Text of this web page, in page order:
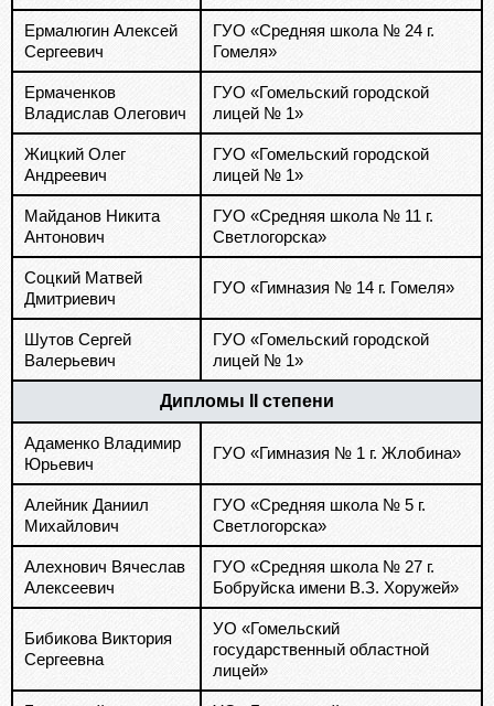
Ермалюгин Алексей
Сергеевич
ГУО «Средняя школа № 24 г.
Гомеля»
Ермаченков
Владислав Олегович
ГУО «Гомельский городской
лицей № 1»
Жицкий Олег
Андреевич
ГУО «Гомельский городской
лицей № 1»
Майданов Никита
Антонович
ГУО «Средняя школа № 11 г.
Светлогорска»
Соцкий Матвей
Дмитриевич
ГУО «Гимназия № 14 г. Гомеля»
Шутов Сергей
Валерьевич
ГУО «Гомельский городской
лицей № 1»
Дипломы II степени
Адаменко Владимир
Юрьевич
ГУО «Гимназия № 1 г. Жлобина»
Алейник Даниил
Михайлович
ГУО «Средняя школа № 5 г.
Светлогорска»
Алехнович Вячеслав
Алексеевич
ГУО «Средняя школа № 27 г.
Бобруйска имени В.З. Хоружей»
Бибикова Виктория
Сергеевна
УО «Гомельский
государственный областной
лицей»